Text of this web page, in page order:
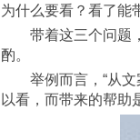
为什么要看？看了能
酌。
以看，而带来的帮助